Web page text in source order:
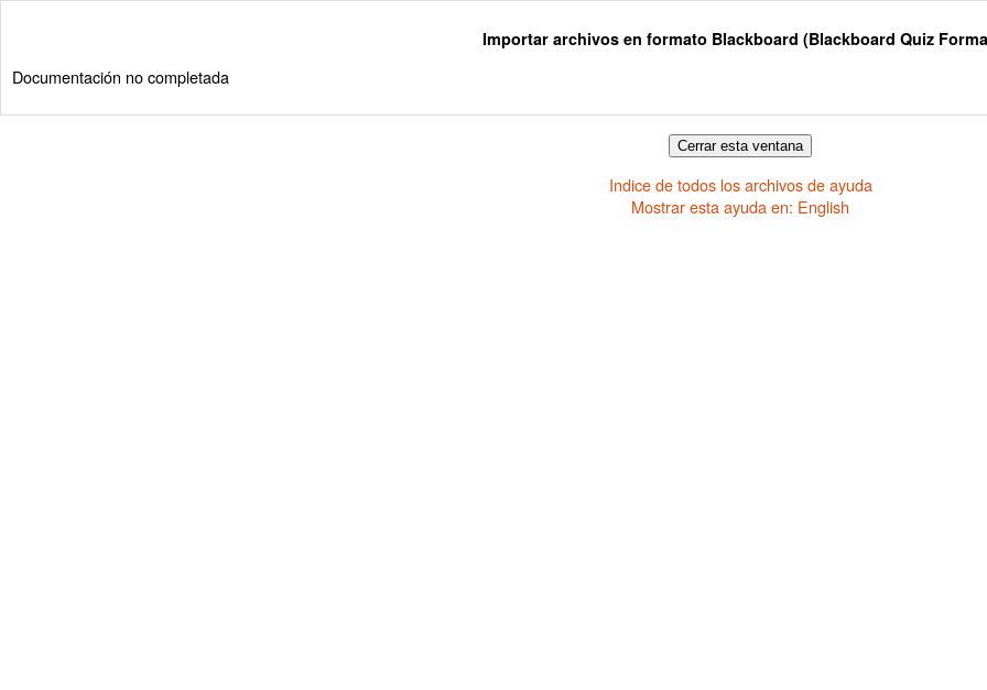
Importar archivos en formato Blackboard (Blackboard Quiz
Documentación no completada
Indice de todos los archivos de ayuda
Mostrar esta ayuda en: English